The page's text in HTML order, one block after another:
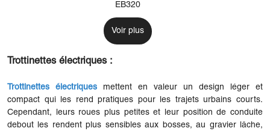
EB320
Voir plus
Trottinettes électriques :
Trottinettes électriques
mettent en valeur un design léger et
compact qui les rend pratiques pour les trajets urbains courts.
Cependant, leurs roues plus petites et leur position de conduite
debout les rendent plus sensibles aux bosses, au gravier lâche,